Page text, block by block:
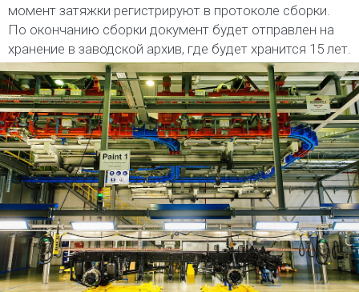
момент затяжки регистрируют в протоколе сборки.
По окончанию сборки документ будет отправлен на
хранение в заводской архив, где будет хранится 15 лет.